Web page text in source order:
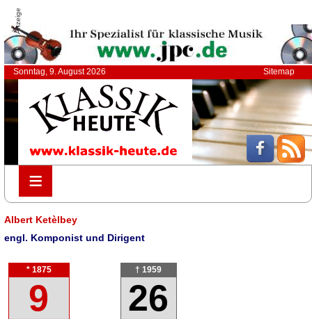
Anzeige
Sonntag, 9. August 2026 Sitemap
≡
≡
Albert Ketèlbey
engl. Komponist und Dirigent
* 1875
9
† 1959
26